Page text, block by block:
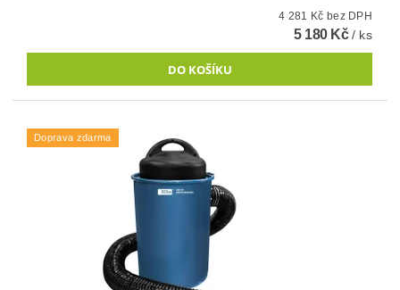
4 281 Kč bez DPH
5 180 Kč/ ks
Doprava zdarma